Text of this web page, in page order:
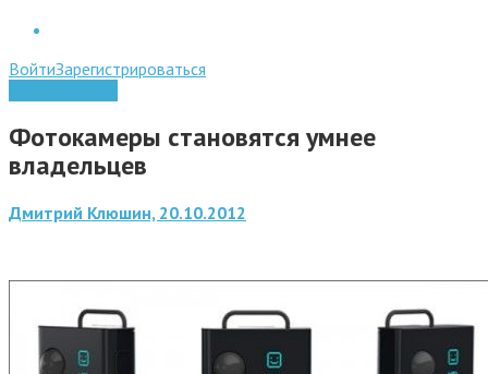
ВойтиЗарегистрироваться
Фотокамеры становятся умнее
владельцев
Дмитрий Клюшин, 20.10.2012